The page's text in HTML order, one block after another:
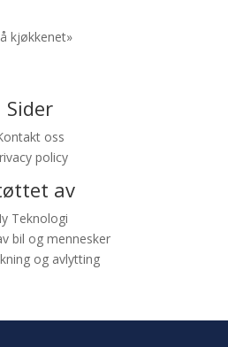
kjøkkenet»
Sider
oss
policy
av
Teknologi
bil og mennesker
og avlytting